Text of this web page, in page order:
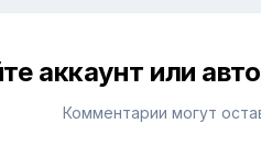
аккаунт или
Комментарии могут